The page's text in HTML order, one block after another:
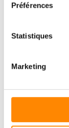
Préférences
Statistiques
Marketing